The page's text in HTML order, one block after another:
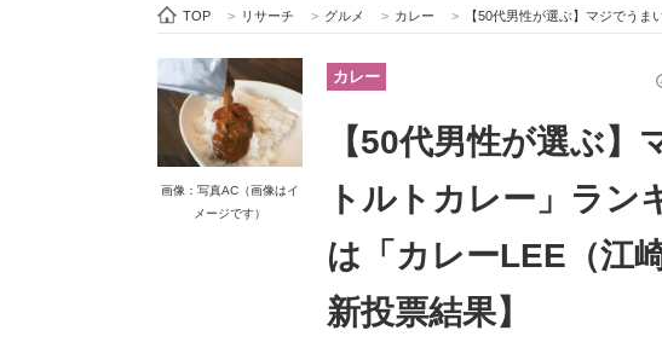
ビジネスと働き方のヒント
モノづくり技術者専門サイト エレクトロニクス専門サイト
TOP > リサーチ > グルメ > カレー > 【50代男性が選ぶ】マジでうまいと思う「レト
画像：写真AC（画像はイ
メージです）
カレー
【50代男性が選ぶ
トルトカレー」ラ
は「カレーLEE（江
新投票結果】